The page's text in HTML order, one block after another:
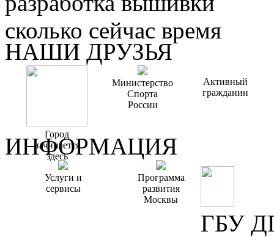
сколько сейчас время
НАШИ ДРУЗЬЯ
Город
начинается
здесь
Министерство
Спорта
России
Активный
гражданин
ИНФОРМАЦИЯ
Услуги и
сервисы
Программа
развития
Москвы
ГБУ